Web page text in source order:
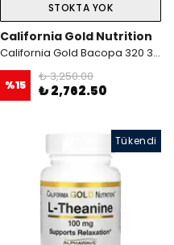
STOKTA YOK
California Gold Nutrition
California Gold Bacopa 320 30 kapsül
%15
₺ 3,250.00
₺ 2,762.50
Tükendi